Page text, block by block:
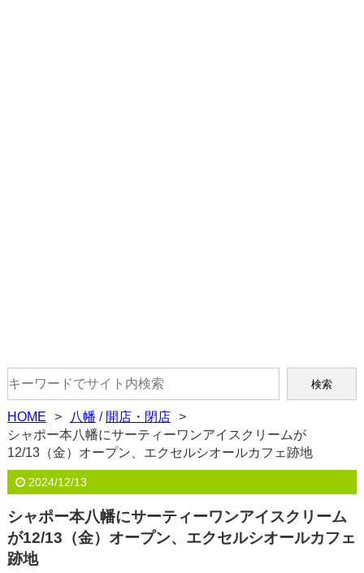
HOME 八幡 / 開店・閉店
シャポー本八幡にサーティーワンアイスクリームが
12/13（金）オープン、エクセルシオールカフェ跡地
2024/12/13
シャポー本八幡にサーティーワンアイスクリーム
が12/13（金）オープン、エクセルシオールカフェ
跡地